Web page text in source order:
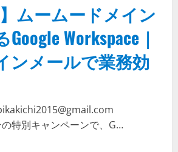
】ムームードメイン
Workspace｜
ンメールで業務効
特別キャンペーンで、G…